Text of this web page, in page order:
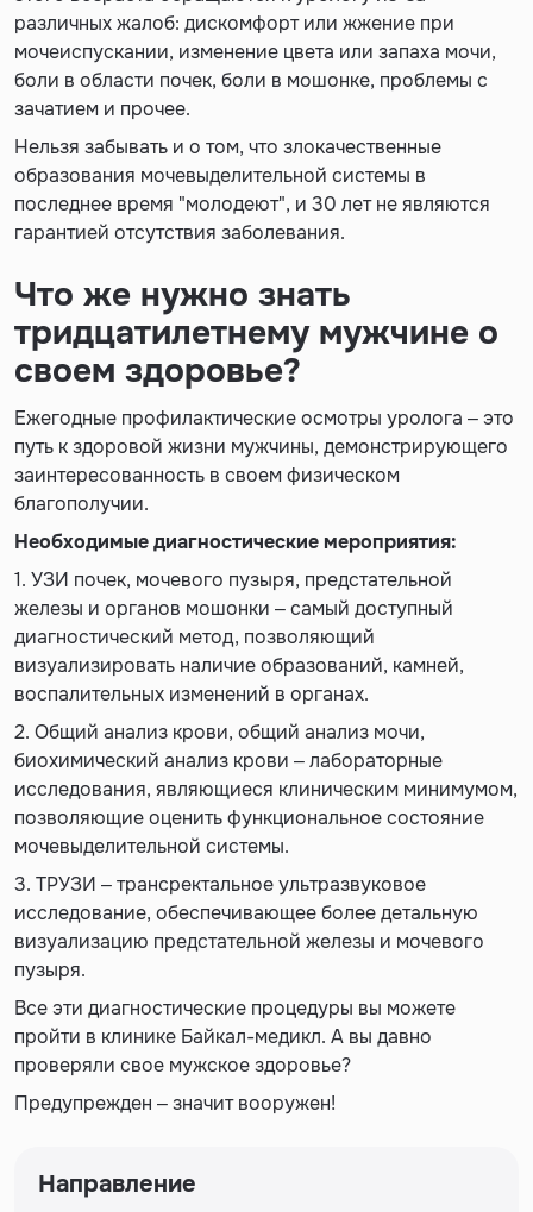
различных жалоб: дискомфорт или жжение при
мочеиспускании, изменение цвета или запаха мочи,
боли в области почек, боли в мошонке, проблемы с
зачатием и прочее.
Нельзя забывать и о том, что злокачественные
образования мочевыделительной системы в
последнее время "молодеют", и 30 лет не являются
гарантией отсутствия заболевания.
Что же нужно знать
тридцатилетнему мужчине о
своем здоровье?
Ежегодные профилактические осмотры уролога – это
путь к здоровой жизни мужчины, демонстрирующего
заинтересованность в своем физическом
благополучии.
Необходимые диагностические мероприятия:
1. УЗИ почек, мочевого пузыря, предстательной
железы и органов мошонки – самый доступный
диагностический метод, позволяющий
визуализировать наличие образований, камней,
воспалительных изменений в органах.
2. Общий анализ крови, общий анализ мочи,
биохимический анализ крови – лабораторные
исследования, являющиеся клиническим минимумом,
позволяющие оценить функциональное состояние
мочевыделительной системы.
3. ТРУЗИ – трансректальное ультразвуковое
исследование, обеспечивающее более детальную
визуализацию предстательной железы и мочевого
пузыря.
Все эти диагностические процедуры вы можете
пройти в клинике Байкал-медикл. А вы давно
проверяли свое мужское здоровье?
Предупрежден – значит вооружен!
Направление